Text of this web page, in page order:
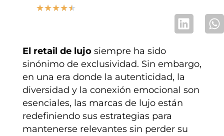
★★★★★
El retail de lujosiempre ha sido
sinónimo de exclusividad. Sin embargo,
en una era donde la autenticidad, la
diversidad y la conexión emocional son
esenciales, las marcas de lujo están
redefiniendo sus estrategias para
mantenerse relevantes sin perder su